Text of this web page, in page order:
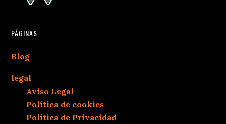
PÁGINAS
Blog
legal
Aviso Legal
Política de cookies
Política de Privacidad